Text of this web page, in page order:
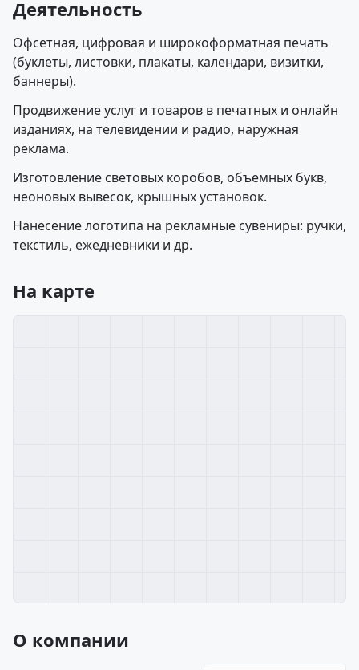
Деятельность
Офсетная, цифровая и широкоформатная печать
(буклеты, листовки, плакаты, календари, визитки,
баннеры).
Продвижение услуг и товаров в печатных и онлайн
изданиях, на телевидении и радио, наружная
реклама.
Изготовление световых коробов, объемных букв,
неоновых вывесок, крышных установок.
Нанесение логотипа на рекламные сувениры: ручки,
текстиль, ежедневники и др.
На карте
О компании